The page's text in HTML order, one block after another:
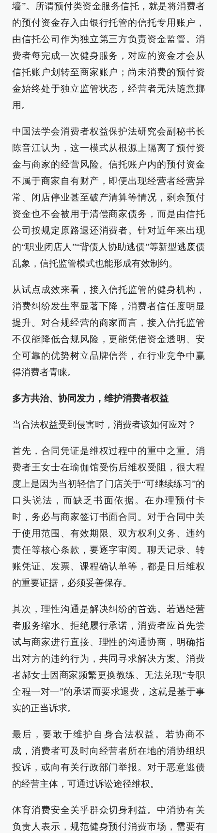
墙”。所谓预付类资金服务信托，就是将消费者
的预付资金存入由银行托管的信托专用账户，
由信托公司作为独立第三方负责资金监管。消
费者每完成一次健身服务，对应的资金才会从
信托账户划转至商家账户；尚未消费的预付资
金始终处于独立监管状态，经营者无法随意挪
用。
中国法学会消费者权益保护法研究会副秘书长
陈音江认为，这一模式从根源上隔离了预付资
金与商家的经营风险。信托账户内的预付资金
不属于商家自有财产，即便出现经营者经营异
常、闭店停业甚至破产清算等情况，剩余预付
资金也不会被用于清偿商家债务，而是由信托
公司按规定原路退还消费者。针对近年来出现
的“职业闭店人”“背债人协助逃债”等新型逃废债
乱象，信托监管模式也能形成有效制约。
从试点成效来看，接入信托监管的健身机构，
消费纠纷发生率显著下降，消费者信任度明显
提升。对合规经营的商家而言，接入信托监管
不仅能降低合规风险，更能凭借资金透明、安
全可靠的优势树立品牌信誉，在行业竞争中赢
得消费者青睐。
多方共治、协同发力，维护消费者权益
当合法权益受到侵害时，消费者该如何应对？
首先，合同凭证是维权过程中的重中之重。消
费者王女士在瑜伽馆受伤后维权受阻，很大程
度上是因为当初轻信了门店关于“可继续练习”的
口头说法，而缺乏书面依据。在办理预付卡
时，务必与商家签订书面合同。对于合同中关
于使用范围、有效期限、双方权利义务、违约
责任等核心条款，要逐字审阅。聊天记录、转
账凭证、发票、课程确认单等，都是日后维权
的重要证据，必须妥善保存。
其次，理性沟通是解决纠纷的首选。若遇经营
者服务缩水、拒绝履行承诺，消费者应首先尝
试与商家进行直接、理性的沟通协商，明确指
出对方的违约行为，共同寻求解决方案。消费
者郝女士因商家频繁更换教练、无法兑现“专职
全程一对一”的承诺而要求退费，这就是基于事
实的正当诉求。
最后，要敢于维护自身合法权益。若协商不
成，消费者可及时向经营者所在地的消协组织
投诉，或向有关行政部门举报。对于恶意逃债
的经营主体，可通过诉讼途径维权。
体育消费安全关乎群众切身利益。中消协有关
负责人表示，规范健身预付消费市场，需要有